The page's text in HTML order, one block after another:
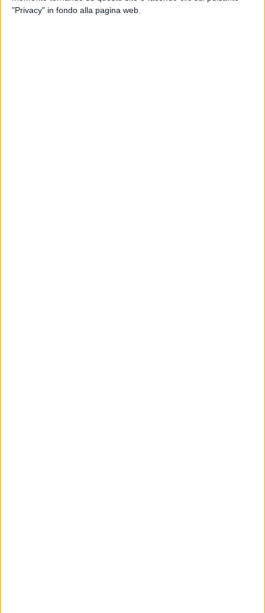
"Privacy" in fondo alla pagina web.
gli aspiranti allievi.